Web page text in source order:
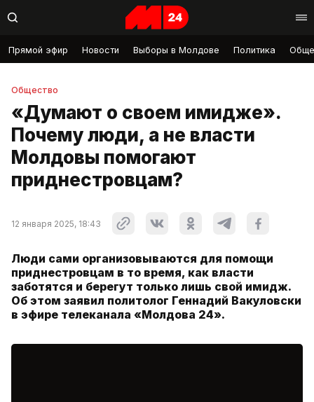
Прямой эфир Новости Выборы в Молдове Политика
Общество
«Думают о своем имидже».
Почему люди, а не власти
Молдовы помогают
приднестровцам?
12 января 2025, 18:43
Люди сами организовываются для помощи
приднестровцам в то время, как власти
заботятся и берегут только лишь свой имидж.
Об этом заявил политолог Геннадий Вакуловски
в эфире телеканала «Молдова 24».